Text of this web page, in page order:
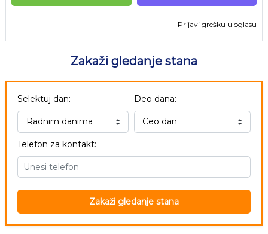
Prijavi grešku u oglasu
Zakaži gledanje stana
Selektuj dan: Deo dana:
Telefon za kontakt:
Zakaži gledanje stana